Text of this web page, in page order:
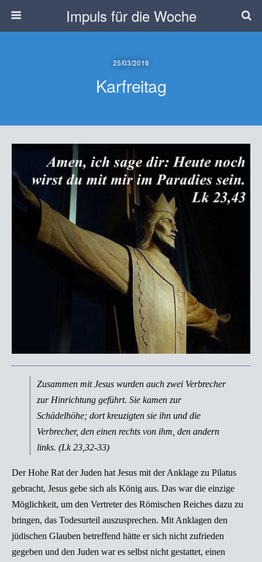
Impuls für die Woche
25/03/2016
Karfreitag
Zusammen mit Jesus wurden auch zwei Verbrecher
zur Hinrichtung geführt. Sie kamen zur
Schädelhöhe; dort kreuzigten sie ihn und die
Verbrecher, den einen rechts von ihm, den andern
links. (Lk 23,32-33)
Der Hohe Rat der Juden hat Jesus mit der Anklage zu Pilatus
gebracht, Jesus gebe sich als König aus. Das war die einzige
Möglichkeit, um den Vertreter des Römischen Reiches dazu zu
bringen, das Todesurteil auszusprechen. Mit Anklagen den
jüdischen Glauben betreffend hätte er sich nicht zufrieden
gegeben und den Juden war es selbst nicht gestattet, einen